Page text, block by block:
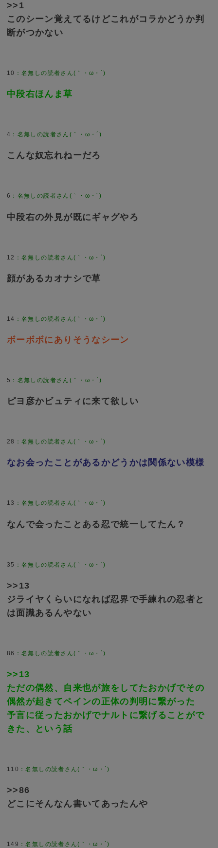
>>1
このシーン覚えてるけどこれがコラかどうか判
断がつかない
10
中段右ほんま草
4
こんな奴忘れねーだろ
6
中段右の外見が既にギャグやろ
12
顔があるカオナシで草
14
ボーボボにありそうなシーン
5
ピヨ彦かビュティに来て欲しい
28
なお会ったことがあるかどうかは関係ない模様
13
なんで会ったことある忍で統一してたん？
35
>>13
ジライヤくらいになれば忍界で手練れの忍者と
は面識あるんやない
86
>>13
ただの偶然、自来也が旅をしてたおかげでその
偶然が起きてペインの正体の判明に繋がった
予言に従ったおかげでナルトに繋げることがで
きた、という話
110
>>86
どこにそんなん書いてあったんや
149